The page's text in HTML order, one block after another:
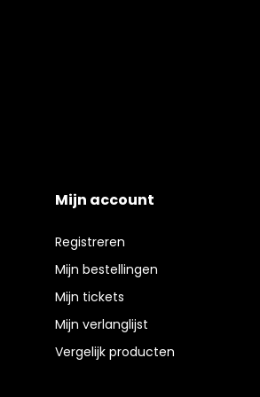
Mijn account
Registreren
Mijn bestellingen
Mijn tickets
Mijn verlanglijst
Vergelijk producten